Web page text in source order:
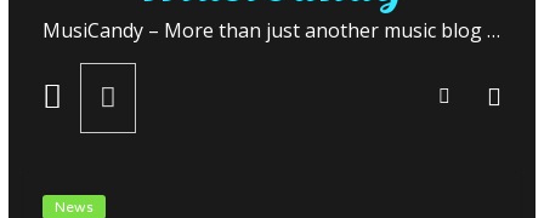
The Wombats im Mai 2022 auf Deutschlandtour
Yungblud veröffentlicht neue Single – Deutschlandkonzerte
MusiCandy – More than just another music blog …
News